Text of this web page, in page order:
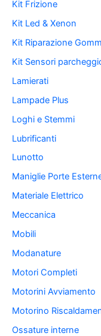
Kit Frizione
Kit Led & Xenon
Kit Riparazione
Kit Sensori
Lamierati
Lampade Plus
Loghi e Stemmi
Lubrificanti
Lunotto
Maniglie Porte
Materiale Elettrico
Meccanica
Mobili
Modanature
Motori Completi
Motorini Avviamento
Motorino
Ossature interne